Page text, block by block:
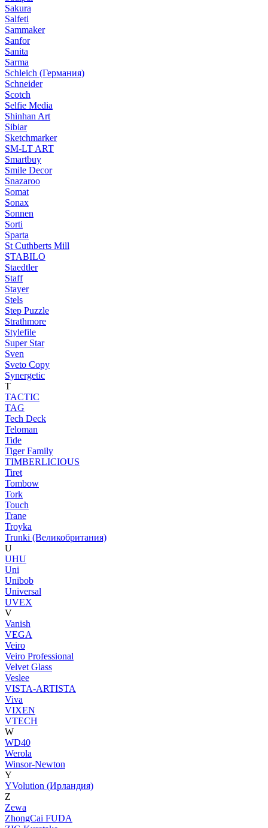
Sakura
Salfeti
Sammaker
Sanfor
Sanita
Sarma
Schleich (Германия)
Schneider
Scotch
Selfie Media
Shinhan Art
Sibiar
Sketchmarker
SM-LT ART
Smartbuy
Smile Decor
Snazaroo
Somat
Sonax
Sonnen
Sorti
Sparta
St Cuthberts Mill
STABILO
Staedtler
Staff
Stayer
Stels
Step Puzzle
Strathmore
Stylefile
Super Star
Sven
Sveto Copy
Synergetic
T
TACTIC
TAG
Tech Deck
Teloman
Tide
Tiger Family
TIMBERLICIOUS
Tiret
Tombow
Tork
Touch
Trane
Troyka
Trunki (Великобритания)
U
UHU
Uni
Unibob
Universal
UVEX
V
Vanish
VEGA
Veiro
Veiro Professional
Velvet Glass
Veslee
VISTA-ARTISTA
Viva
VIXEN
VTECH
W
WD40
Werola
Winsor-Newton
Y
YVolution (Ирландия)
Z
Zewa
ZhongCai FUDA